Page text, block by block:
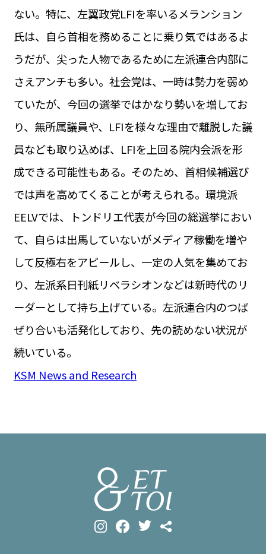
ない。特に、左翼政党LFIを率いるメランション
氏は、自ら首相を務めることに乗り気ではあるよ
うだが、尖った人物であるために左派連合内部に
さえアンチも多い。社会党は、一時は勢力を弱め
ていたが、今回の選挙ではかなり勢いを増してお
り、無所属議員や、LFIを様々な理由で離脱した議
員なども取り込めば、LFIを上回る院内会派を形
成できる可能性もある。そのため、首相候補選び
では声を高めてくることが考えられる。環境派
EELVでは、トンドリエ代表が今回の総選挙におい
て、自らは出馬していないがメディア稼働を増や
して反極右をアピールし、一定の人気を集めてお
り、左派系日刊紙リベラシオンなどは新時代のリ
ーダーとして持ち上げている。左派連合内のつば
ぜり合いも活発化しており、先の読めない状況が
続いている。
KSM News and Research